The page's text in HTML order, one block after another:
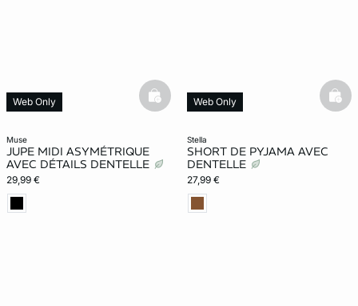
muse
JUPE MIDI ASYMÉTRIQUE
AVEC DÉTAILS DENTELLE
29,99 €
Web Only basketfull
stella
SHORT DE PYJAMA AVEC
DENTELLE
27,99 €
Web Only